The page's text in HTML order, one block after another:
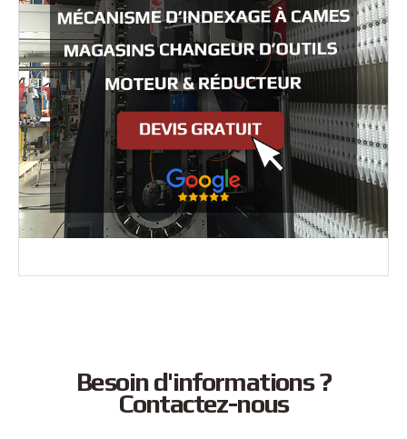
Besoin d'informations ?
Contactez-nous